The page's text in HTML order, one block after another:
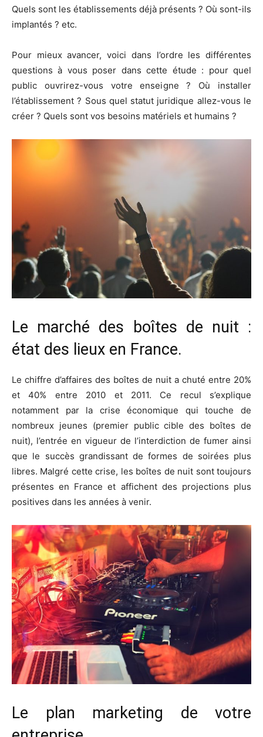
Quels sont les établissements déjà présents ? Où sont-ils
implantés ? etc.
Pour mieux avancer, voici dans l’ordre les différentes
questions à vous poser dans cette étude : pour quel
public ouvrirez-vous votre enseigne ? Où installer
l’établissement ? Sous quel statut juridique allez-vous le
créer ? Quels sont vos besoins matériels et humains ?
Le marché des boîtes de nuit :
état des lieux en France.
Le chiffre d’affaires des boîtes de nuit a chuté entre 20%
et 40% entre 2010 et 2011. Ce recul s’explique
notamment par la crise économique qui touche de
nombreux jeunes (premier public cible des boîtes de
nuit), l’entrée en vigueur de l’interdiction de fumer ainsi
que le succès grandissant de formes de soirées plus
libres. Malgré cette crise, les boîtes de nuit sont toujours
présentes en France et affichent des projections plus
positives dans les années à venir.
Le plan marketing de votre